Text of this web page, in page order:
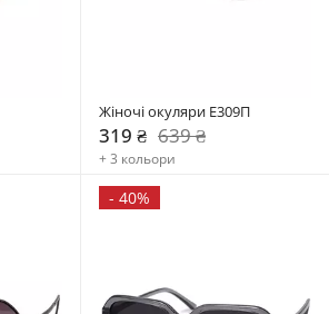
Жіночі окуляри E309П
319 ₴ 639 ₴
+ 3 кольори
- 40%